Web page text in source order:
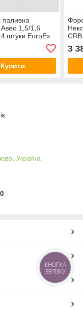
паливна
1,5/1,6
штуки EuroEx
Купити
3
Україна
КНОПКА
ЗВ'ЯЗКУ